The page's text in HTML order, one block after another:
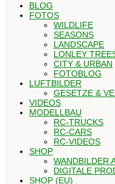
BLOG
FOTOS
WILDLIFE
SEASONS
LANDSCAPE
LONLEY
CITY & URBAN
FOTOBLOG
LUFTBILDER
GESETZE &
VIDEOS
MODELLBAU
RC-TRUCKS
RC-CARS
RC-VIDEOS
SHOP
WANDBILDER
DIGITALE
SHOP (EU)